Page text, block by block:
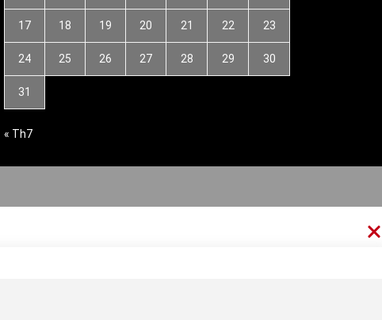
17 18 19 20 21 22 23
24 25 26 27 28 29 30
31
« Th7